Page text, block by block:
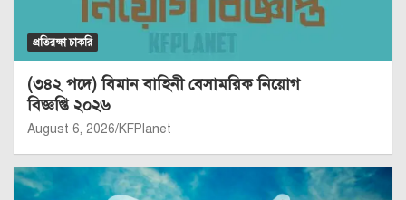
প্রতিরক্ষা চাকরি
(৩৪২ পদে) বিমান বাহিনী বেসামরিক নিয়োগ
বিজ্ঞপ্তি ২০২৬
August 6, 2026 KFPlanet